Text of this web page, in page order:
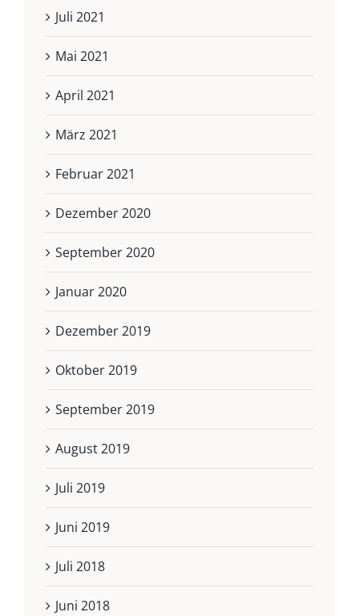
Juli 2021
Mai 2021
April 2021
März 2021
Februar 2021
Dezember 2020
September 2020
Januar 2020
Dezember 2019
Oktober 2019
September 2019
August 2019
Juli 2019
Juni 2019
Juli 2018
Juni 2018